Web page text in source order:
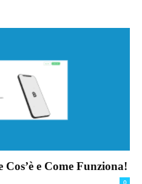
e Come Funziona!
0